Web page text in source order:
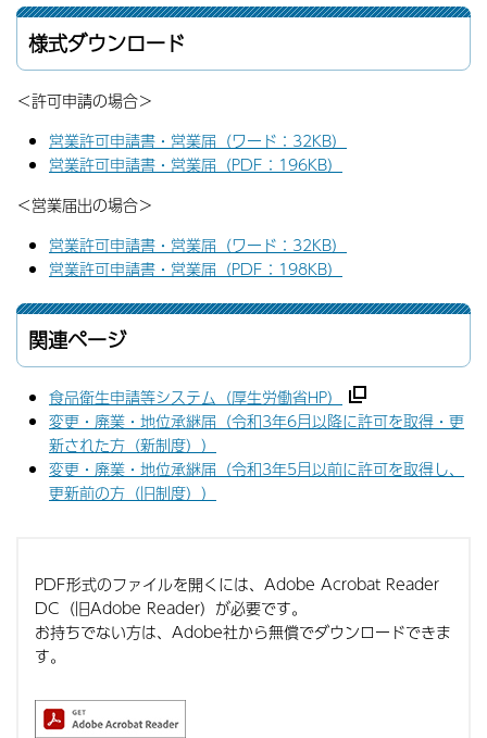
様式ダウンロード
＜許可申請の場合＞
営業許可申請書・営業届（ワード：32KB）
営業許可申請書・営業届（PDF：196KB）
＜営業届出の場合＞
営業許可申請書・営業届（ワード：32KB）
営業許可申請書・営業届（PDF：198KB）
関連ページ
食品衛生申請等システム（厚生労働省HP）
変更・廃業・地位承継届（令和3年6月以降に許可を取得・更
新された方（新制度））
変更・廃業・地位承継届（令和3年5月以前に許可を取得し、
更新前の方（旧制度））
PDF形式のファイルを開くには、Adobe Acrobat Reader
DC（旧Adobe Reader）が必要です。
お持ちでない方は、Adobe社から無償でダウンロードできま
す。